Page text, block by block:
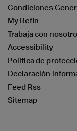
Condiciones
My Refin
Trabaja con
Accessibility
Política de
Declaración
Feed Rss
Sitemap